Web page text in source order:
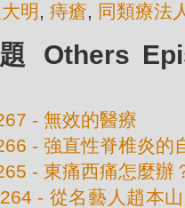
明 , 痔瘡, 同類療法
Others
- 無效的醫療
- 強直性脊椎炎的
- 東痛西痛怎麼辦
- 從名藝人趙本